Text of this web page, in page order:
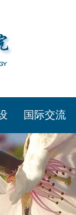
国际交流